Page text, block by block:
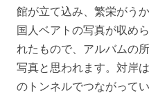
館が立て込み、繁栄がう
国人ベアトの写真が収め
れたもので、アルバムの
写真と思われます。対岸
のトンネルでつながって